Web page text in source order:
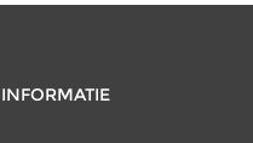
INFORMATIE